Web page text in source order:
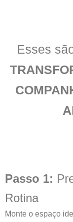
Esses
Passo 1:
Rotina
Monte o espaço